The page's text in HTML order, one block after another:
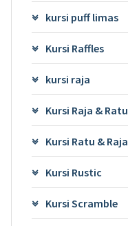
kursi puff limas
Kursi Raffles
kursi raja
Kursi Raja & Ratu
Kursi Ratu & Raja
Kursi Rustic
Kursi Scramble